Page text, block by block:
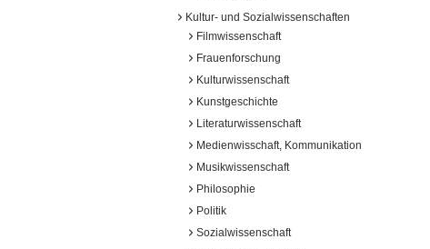
Kultur- und Sozialwissenschaften
Filmwissenschaft
Frauenforschung
Kulturwissenschaft
Kunstgeschichte
Literaturwissenschaft
Medienwisschaft, Kommunikation
Musikwissenschaft
Philosophie
Politik
Sozialwissenschaft